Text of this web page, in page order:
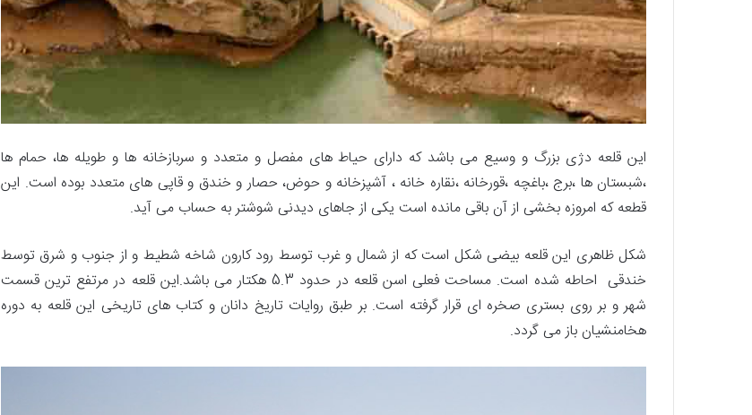
این قلعه دژی بزرگ و وسیع می باشد که دارای حیاط های مفصل و متعدد و سربازخانه ها و طویله ها، حمام ها
،شبستان ها ،برج ،باغچه ،قورخانه ،نقاره خانه ، آشپزخانه و حوض، حصار و خندق و قاپی های متعدد بوده است. این
قطعه که امروزه بخشی از آن باقی مانده است یکی از جاهای دیدنی شوشتر به حساب می آید.
شکل ظاهری این قلعه بیضی شکل است که از شمال و غرب توسط رود کارون شاخه شطیط و از جنوب و شرق توسط
خندقی احاطه شده است. مساحت فعلی اسن قلعه در حدود 5.3 هکتار می باشد.این قلعه در مرتفع ترین قسمت
شهر و بر روی بستری صخره ای قرار گرفته است. بر طبق روایات تاریخ دانان و کتاب های تاریخی این قلعه به دوره
هخامنشیان باز می گردد.